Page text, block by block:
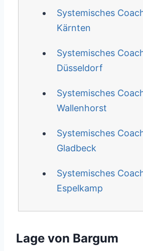
Systemisches
Kärnten
Systemisches
Düsseldorf
Systemisches
Wallenhorst
Systemisches
Gladbeck
Systemisches
Espelkamp
Lage von Bargum